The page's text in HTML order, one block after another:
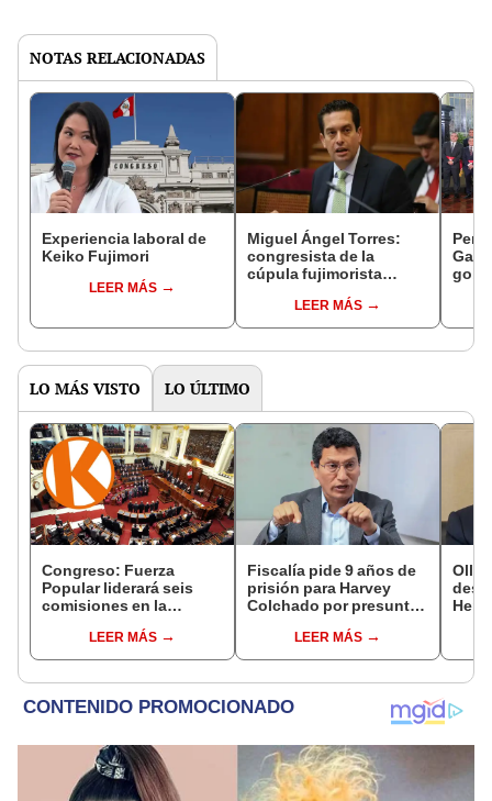
NOTAS RELACIONADAS
Experiencia laboral de
Keiko Fujimori
LEER MÁS
Miguel Ángel Torres:
congresista de la
cúpula fujimorista
del SenadoLEER MÁS
LO MÁS VISTO LO ÚLTIMO
Congreso: Fuerza
Popular liderará seis
comisiones en la
LEER MÁS
Fiscalía pide 9 años de
prisión para Harvey
Colchado por presunta
incompatible y falsedad
ideológica
LEER MÁS